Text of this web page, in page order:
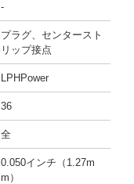
-
プラグ、センタースト
リップ接点
LPHPower
36
全
0.050インチ（1.27m
m）